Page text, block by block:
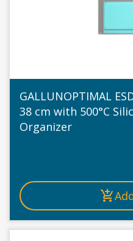
GALLUNOPTIMAL
38 cm with 500°C
Organizer